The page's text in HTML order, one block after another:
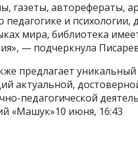
газеты, авторефераты,
педагогике и
мира, библиотека
— подчеркнула
предлагает
актуальной,
педагогической
«Машук»10 июня, 16:43